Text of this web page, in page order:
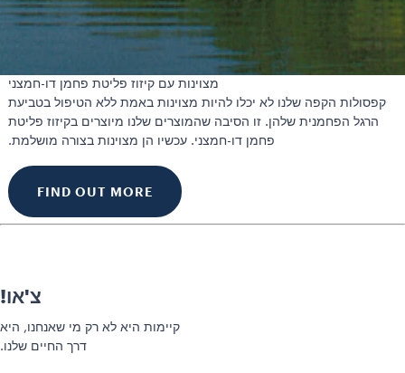
מצוינות עם קיזוז פליטת פחמן דו-חמצני
קפסולות הקפה שלנו לא יכלו להיות מצוינות באמת ללא הטיפול בטביעת
הרגל הפחמנית שלהן. זו הסיבה שהמוצרים שלנו מיוצרים בקיזוז פליטת
פחמן דו-חמצני. עכשיו הן מצוינות בצורה מושלמת.
FIND OUT MORE
צ'או!
קיימות היא לא רק מי שאנחנו, היא
דרך החיים שלנו.